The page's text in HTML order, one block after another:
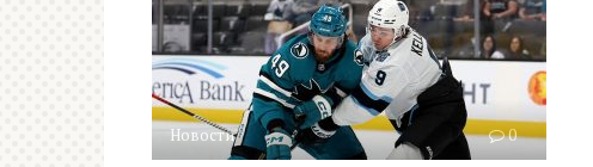
Новости 0